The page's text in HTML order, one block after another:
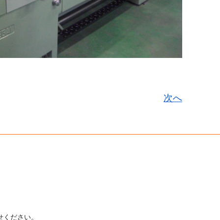
次へ
ださい。